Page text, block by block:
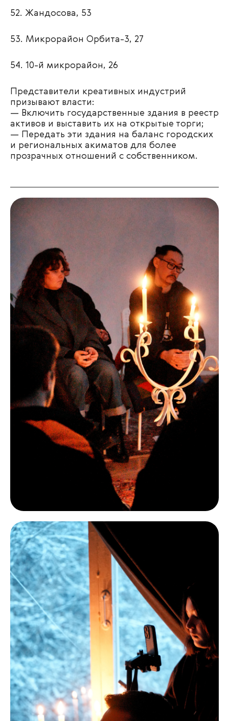
52. Жандосова, 53
53. Микрорайон Орбита-3, 27
54. 10-й микрорайон, 26
Представители креативных индустрий
призывают власти:
— Включить государственные здания в реестр
активов и выставить их на открытые торги;
— Передать эти здания на баланс городских
и региональных акиматов для более
прозрачных отношений с собственником.